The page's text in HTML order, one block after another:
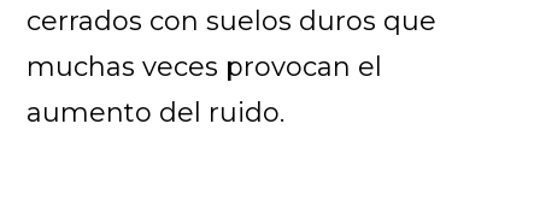
cerrados con suelos duros que
muchas veces provocan el
aumento del ruido.